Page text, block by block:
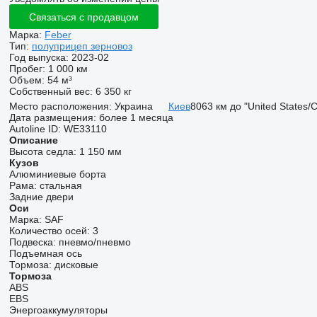
Связаться с продавцом
Марка: Feber
Тип: полуприцеп зерновоз
Год выпуска: 2023-02
Пробег: 1 000 км
Объем: 54 м³
Собственный вес: 6 350 кг
Место расположения: Украина Киев8063 км до "United States/
Дата размещения: более 1 месяца
Autoline ID: WE33110
Описание
Высота седла: 1 150 мм
Кузов
Алюминиевые борта
Рама: стальная
Задние двери
Оси
Марка: SAF
Количество осей: 3
Подвеска: пневмо/пневмо
Подъемная ось
Тормоза: дисковые
Тормоза
ABS
EBS
Энергоаккумуляторы